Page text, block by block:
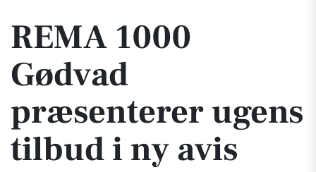
REMA 1000
Gødvad
præsenterer ugens
tilbud i ny avis